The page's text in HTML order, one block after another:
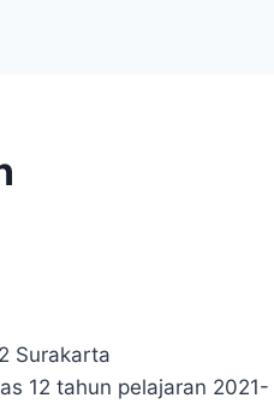
Surakarta
12 tahun pelajaran 2021-